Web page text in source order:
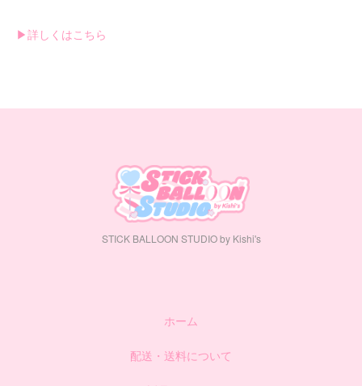
▶︎詳しくはこちら
STICK BALLOON STUDIO by Kishi's
ホーム
配送・送料について